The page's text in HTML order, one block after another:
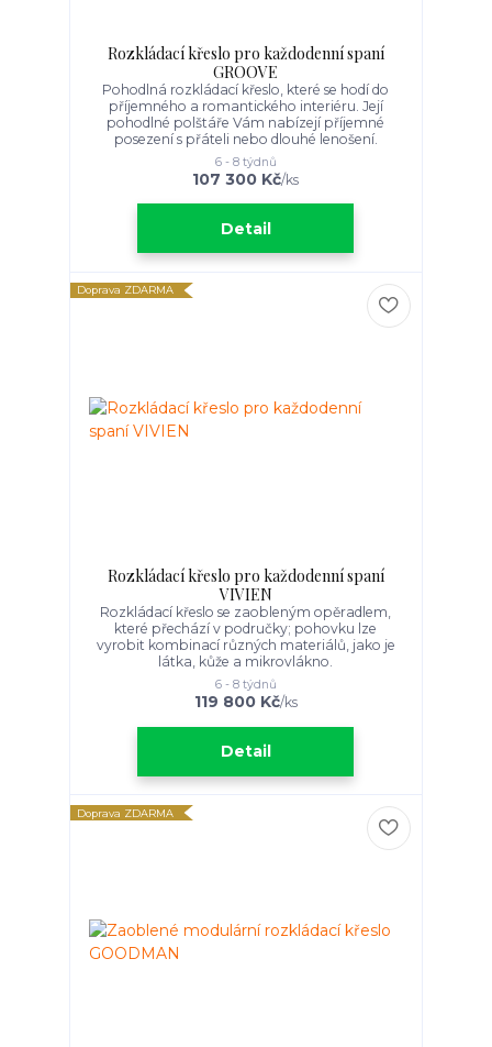
Rozkládací křeslo pro každodenní spaní
GROOVE
Pohodlná rozkládací křeslo, které se hodí do
příjemného a romantického interiéru. Její
pohodlné polštáře Vám nabízejí příjemné
posezení s přáteli nebo dlouhé lenošení.
107 300 Kč/ks
6 - 8 týdnů
Detail
Doprava ZDARMA
Rozkládací křeslo pro každodenní spaní
VIVIEN
Rozkládací křeslo se zaobleným opěradlem,
které přechází v područky; pohovku lze
vyrobit kombinací různých materiálů, jako je
látka, kůže a mikrovlákno.
119 800 Kč/ks
6 - 8 týdnů
Detail
Doprava ZDARMA